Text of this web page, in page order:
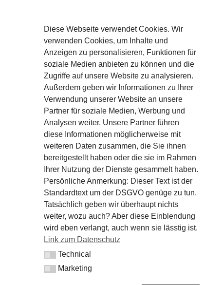
Aircharge Partner
Deutschland – Österreich –
Schweiz
c/oKETTERERs.Network
Mühlkoppenweg 2
91224 Pommelsbrunn
Bayern / Deutschland
Web:KETTERERs.net
Blogbeiträge, News und Infos
Diese Webseite verwendet Cookies. Wir
verwenden Cookies, um Inhalte und
Anzeigen zu personalisieren, Funktionen für
soziale Medien anbieten zu können und die
Zugriffe auf unsere Website zu analysieren.
Außerdem geben wir Informationen zu Ihrer
Verwendung unserer Website an unsere
Partner für soziale Medien, Werbung und
Analysen weiter. Unsere Partner führen
diese Informationen möglicherweise mit
weiteren Daten zusammen, die Sie ihnen
bereitgestellt haben oder die sie im Rahmen
Ihrer Nutzung der Dienste gesammelt haben.
Persönliche Anmerkung: Dieser Text ist der
Standardtext um der DSGVO genüge zu tun.
Tatsächlich geben wir überhaupt nichts
weiter, wozu auch? Aber diese Einblendung
wird eben verlangt, auch wenn sie lässtig ist.
Link zum Datenschutz
TechnicalTechnical
MarketingMarketing